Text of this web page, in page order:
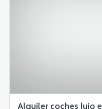
Alquiler coches lujo